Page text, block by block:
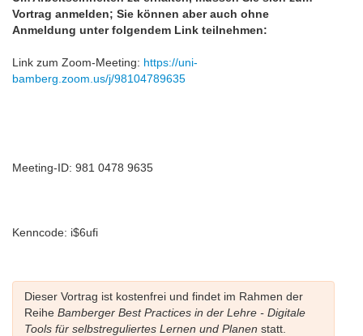
Vortrag anmelden; Sie können aber auch ohne
Anmeldung unter folgendem Link teilnehmen:
Link zum Zoom-Meeting: https://uni-
bamberg.zoom.us/j/98104789635
Meeting-ID: 981 0478 9635
Kenncode: i$6ufi
Dieser Vortrag ist kostenfrei und findet im Rahmen der
Reihe Bamberger Best Practices in der Lehre - Digitale
Tools für selbstreguliertes Lernen und Planen statt.